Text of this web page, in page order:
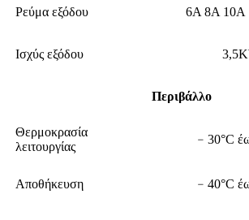
Ρεύμα εξόδου 6Α 8Α 10Α
Ισχύς εξόδου
Περιβάλλο
Θερμοκρασία
λειτουργίας
﹣30°C
Αποθήκευση ﹣40°C